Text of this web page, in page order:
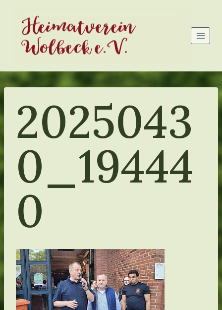
Inhalt
springenHeimatverein
Wolbeck e.V.
2025043
0_19444
0